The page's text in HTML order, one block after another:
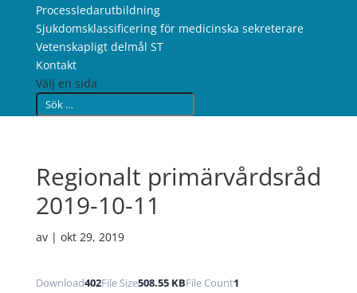
Processledarutbildning
Sjukdomsklassificering för medicinska sekreterare
Vetenskapligt delmål ST
Kontakt
Välj en sida
Regionalt primärvårdsråd
2019-10-11
av | okt 29, 2019
Download402File Size508.55 KBFile Count1